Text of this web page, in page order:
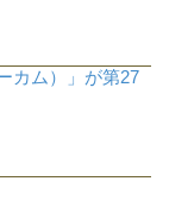
カム）」が第27